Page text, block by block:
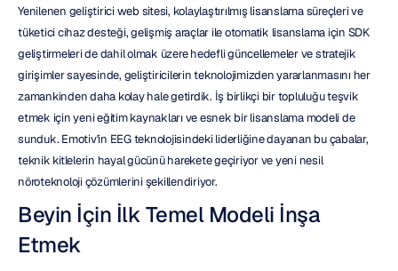
Yenilenen geliştirici web sitesi, kolaylaştırılmış lisanslama süreçleri ve
tüketici cihaz desteği, gelişmiş araçlar ile otomatik lisanslama için SDK
geliştirmeleri de dahil olmak üzere hedefli güncellemeler ve stratejik
girişimler sayesinde, geliştiricilerin teknolojimizden yararlanmasını her
zamankinden daha kolay hale getirdik. İş birlikçi bir topluluğu teşvik
etmek için yeni eğitim kaynakları ve esnek bir lisanslama modeli de
sunduk. Emotiv'in EEG teknolojisindeki liderliğine dayanan bu çabalar,
teknik kitlelerin hayal gücünü harekete geçiriyor ve yeni nesil
nöroteknoloji çözümlerini şekillendiriyor.
Beyin İçin İlk Temel Modeli İnşa
Etmek